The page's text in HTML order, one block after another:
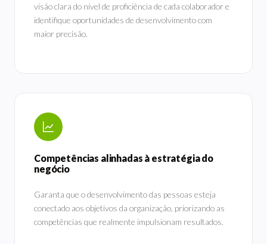
visão clara do nível de proficiência de cada colaborador e
identifique oportunidades de desenvolvimento com
maior precisão.
Competências alinhadas à estratégia do
negócio
Garanta que o desenvolvimento das pessoas esteja
conectado aos objetivos da organização, priorizando as
competências que realmente impulsionam resultados.